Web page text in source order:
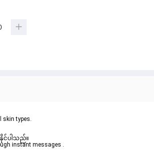
skin types.
နိုင်ပါသည်။
instant messages .